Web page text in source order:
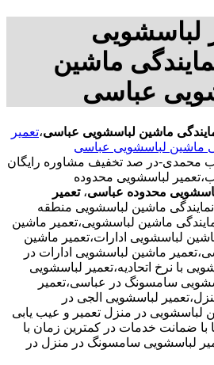
لباسشویی
ماشین
عباسی
ماشین لباسشویی عباسی،تعمیر
ماشین لباسشویی عباسی
آقای حبیب محمدی-در صد تخفیف مشاوره رایگان
لباسشویی محدوده
محدوده عباسی، تعمیر
ماشین لباسشویی منطقه
ماشین لباسشویی،تعمیر ماشین
لباسشویی ادارات،تعمیر ماشین
ماشین لباسشویی ادارات در
با نرخ اتحادیه،تعمیر لباسشویی
سامسونگ در عباسی،تعمیر
لباسشویی الجی در
لباسشویی در منزل تعمیر و عیب یابی
با ضمانت خدمات در کمترین زمان با
لباسشویی سامسونگ در منزل در